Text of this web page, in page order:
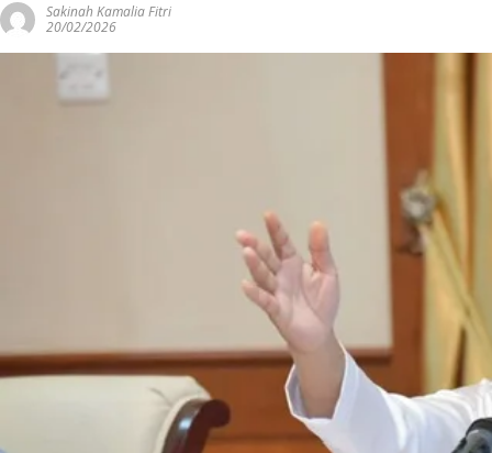
Sakinah Kamalia Fitri
20/02/2026